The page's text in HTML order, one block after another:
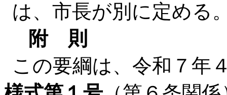
は、市長が別に定める
附 則
この要綱は、令和７年